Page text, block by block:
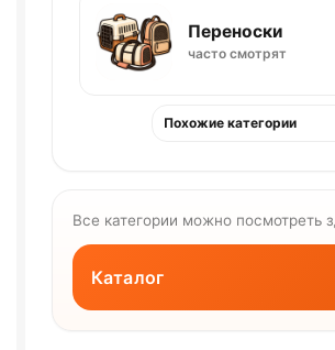
Переноски
часто смотрят
Похожие категории
Все категории можно посмотреть
Каталог